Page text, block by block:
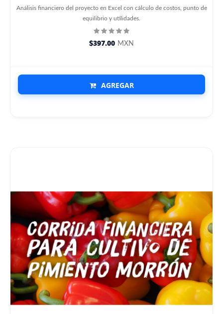
Análisis financiero del proyecto en Excel con cálculo de costos, punto de
equilibrio y utilidades.
$397.00 MXN
AGREGAR